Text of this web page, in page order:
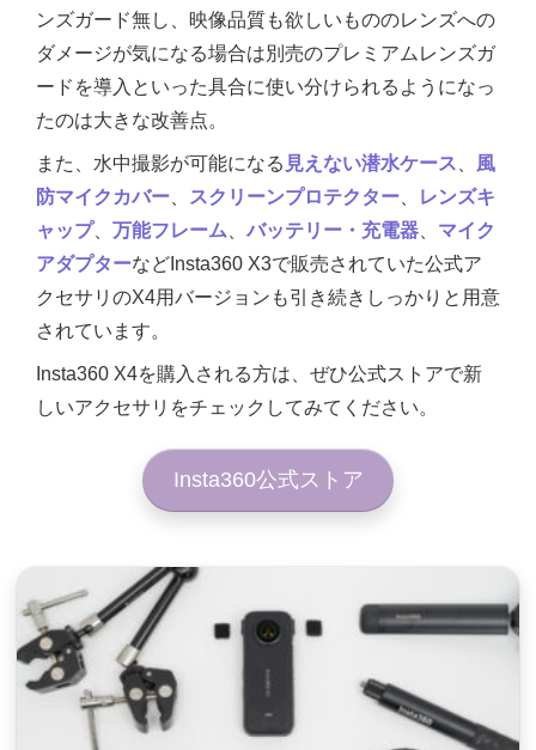
ンズガード無し、映像品質も欲しいもののレンズへの
ダメージが気になる場合は別売のプレミアムレンズガ
ードを導入といった具合に使い分けられるようになっ
たのは大きな改善点。
また、水中撮影が可能になる 見えない潜水ケース
風
防マイクカバー
スクリーンプロテクター
レンズキ
ャップ、 万能フレーム バッテリー・充電器
マイク
アダプターなどInsta360 X3で販売されていた公式ア
クセサリのX4用バージョンも引き続きしっかりと用意
されています。
Insta360 X4を購入される方は、ぜひ公式ストアで新
しいアクセサリをチェックしてみてください。
Insta360公式ストア